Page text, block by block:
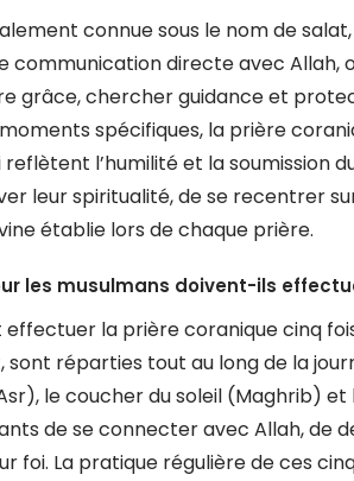
connue sous le nom de
communication directe avec
grâce, chercher guidance et
spécifiques, la prière
l’humilité et la soumission
leur spiritualité, de se recentrer
établie lors de chaque prière.
les musulmans doivent-ils
effectuer la prière coranique cinq
réparties tout au long de la
le coucher du soleil (Maghrib)
de se connecter avec Allah, de
foi. La pratique régulière de ces